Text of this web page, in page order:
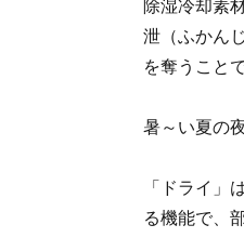
除湿冷却素
泄（ふかん
を奪うこと
暑～い夏の
「ドライ」
る機能で、